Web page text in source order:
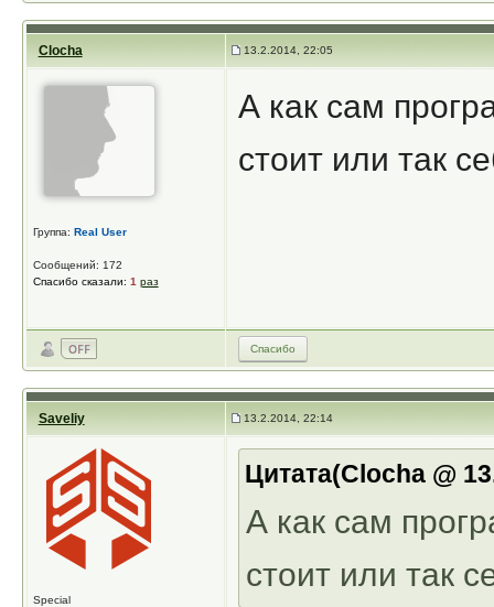
Clocha 13.2.2014, 22:05
Группа: Real User
Сообщений: 172
Спасибо сказали: 1 раз
А как сам
стоит или так
Спасибо
Saveliy 13.2.2014, 22:14
Special
Цитата(Clocha @
А как сам
стоит или так